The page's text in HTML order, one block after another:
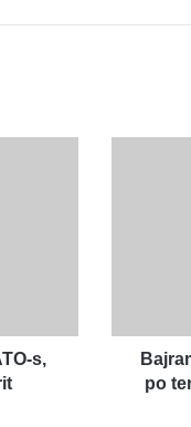
s,
blejë
votat
po